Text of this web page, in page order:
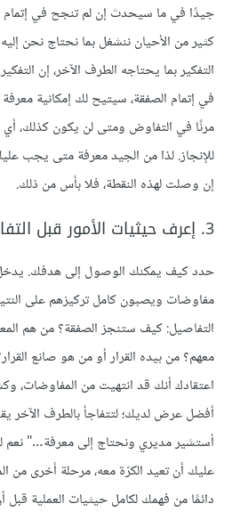
جيدًا في ما سيحدث إن لم تنجح في إتمام
كثير من الأحيان ننشغل بما نحتاج نحن
التفكير بما يحتاجه الطرف الآخر، إن
في إتمام الصفقة، سيتيح لك إمكانية
مرنًا في التفاوض ومتى لن يكون كذلك،
للإنجاز. لذا من الجيد معرفة متى يجب
إن وصلت لهذه النقطة، فلا بأس من ذلك.
3. إعرف حيثيات الأمور قبل التفاوض
حدد كيف يمكنك الوصول إلى هدفك.
مفاوضات ويصبون كامل تركيزهم على
التفاصيل: كيف ستنجز الصفقة؟ من هم
معهم؟ من بيده القرار أو من هو صانع
اعتقادك أنك قد انتهيت من المفاوضات،
أفضل عرض لديك؛ لتتفاجأ بالطرف الآخر
أستشير مديري ونحتاج إلى معرفة…"
عليك أن تعيد الكرّة معه، مرحلة أخرى من
دائمًا من فهمك لكامل حيثيات العملية قبل